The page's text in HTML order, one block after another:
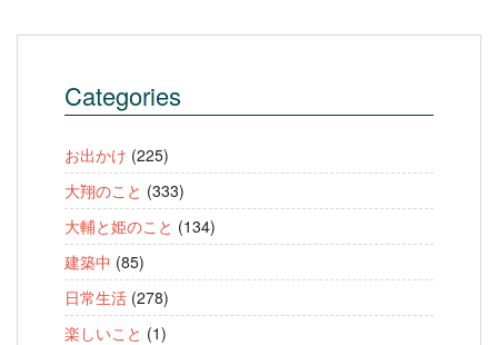
Categories
お出かけ (225)
大翔のこと (333)
大輔と姫のこと (134)
建築中 (85)
日常生活 (278)
楽しいこと (1)